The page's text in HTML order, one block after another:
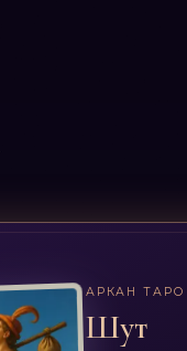
АРКАН ТАРО
Шут